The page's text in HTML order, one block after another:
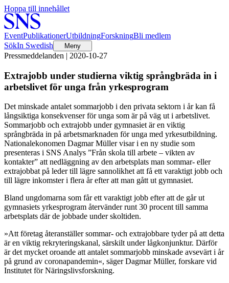
Hoppa till innehållet
EventPublikationerUtbildningForskningBli medlem
SökIn Swedish Meny
Pressmeddelanden | 2020-10-27
Extrajobb under studierna viktig språngbräda in i
arbetslivet för unga från yrkesprogram
Det minskade antalet sommarjobb i den privata sektorn i år kan få
långsiktiga konsekvenser för unga som är på väg ut i arbetslivet.
Sommarjobb och extrajobb under gymnasiet är en viktig
språngbräda in på arbetsmarknaden för unga med yrkesutbildning.
Nationalekonomen Dagmar Müller visar i en ny studie som
presenteras i SNS Analys ”Från skola till arbete – vikten av
kontakter” att nedläggning av den arbetsplats man sommar- eller
extrajobbat på leder till lägre sannolikhet att få ett varaktigt jobb och
till lägre inkomster i flera år efter att man gått ut gymnasiet.
Bland ungdomarna som får ett varaktigt jobb efter att de går ut
gymnasiets yrkesprogram återvänder runt 30 procent till samma
arbetsplats där de jobbade under skoltiden.
»Att företag återanställer sommar- och extrajobbare tyder på att detta
är en viktig rekryteringskanal, särskilt under lågkonjunktur. Därför
är det mycket oroande att antalet sommarjobb minskade avsevärt i år
på grund av coronapandemin«, säger Dagmar Müller, forskare vid
Institutet för Näringslivsforskning.